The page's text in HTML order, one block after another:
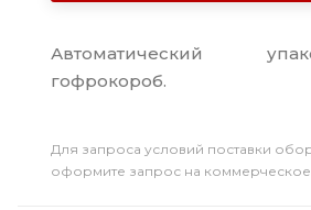
Автоматический
гофрокороб.
Для запроса условий поставки
оформите запрос на